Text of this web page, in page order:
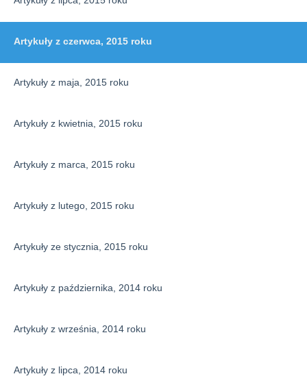
Artykuły z czerwca, 2015 roku
Artykuły z maja, 2015 roku
Artykuły z kwietnia, 2015 roku
Artykuły z marca, 2015 roku
Artykuły z lutego, 2015 roku
Artykuły ze stycznia, 2015 roku
Artykuły z października, 2014 roku
Artykuły z września, 2014 roku
Artykuły z lipca, 2014 roku